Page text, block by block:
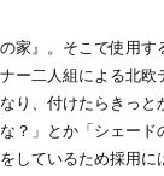
家』。そこで使用す
ー二人組による北欧
り、付けたらきっ
な？」とか「シェー
しているため採用に